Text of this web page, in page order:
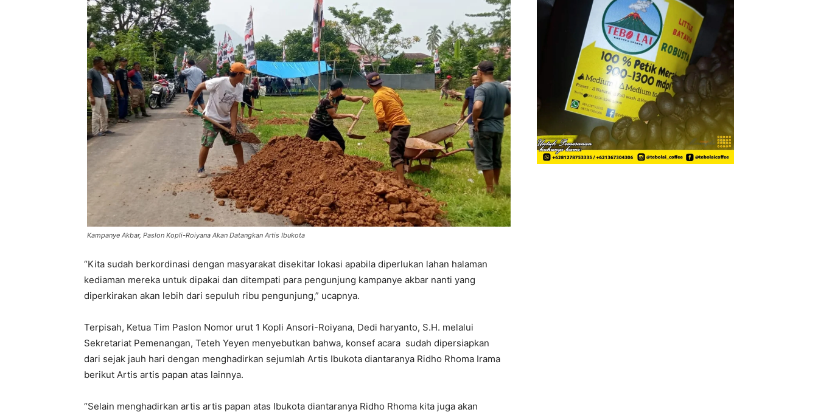
Kampanye Akbar, Paslon Kopli-Roiyana Akan Datangkan Artis Ibukota
“Kita sudah berkordinasi dengan masyarakat disekitar lokasi apabila diperlukan lahan halaman
kediaman mereka untuk dipakai dan ditempati para pengunjung kampanye akbar nanti yang
diperkirakan akan lebih dari sepuluh ribu pengunjung,” ucapnya.
Terpisah, Ketua Tim Paslon Nomor urut 1 Kopli Ansori-Roiyana, Dedi haryanto, S.H. melalui
Sekretariat Pemenangan, Teteh Yeyen menyebutkan bahwa, konsef acara sudah dipersiapkan
dari sejak jauh hari dengan menghadirkan sejumlah Artis Ibukota diantaranya Ridho Rhoma Irama
berikut Artis artis papan atas lainnya.
“Selain menghadirkan artis artis papan atas Ibukota diantaranya Ridho Rhoma kita juga akan